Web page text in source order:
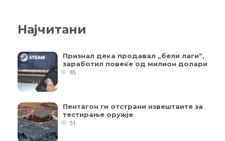
Најчитани
Признал дека продавал „бели лаги“,
заработил повеќе од милион долари
85
Пентагон ги отстрани извештаите за
тестирање оружје
51